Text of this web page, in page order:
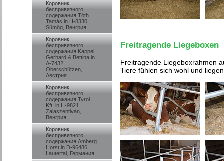
Коровник
беспривязного
содержания Tóth
Tamás in H-8330
Sümög, Венгрия
Коровник
беспривязного
содержания Kappel
Gerhard & Bettina in
A-7432
Oberschützen,
Австрия
Коровник
беспривязного
содержания Tyrol
Kft. in H-9821
Zalaszentiván,
Венгрия
Коровник
беспривязного
содержания Amberg
Horst in D-96486
Lautertal, Германия
Freitragende Liegeboxen
Freitragende Liegeboxrahmen
Tiere fühlen sich wohl und